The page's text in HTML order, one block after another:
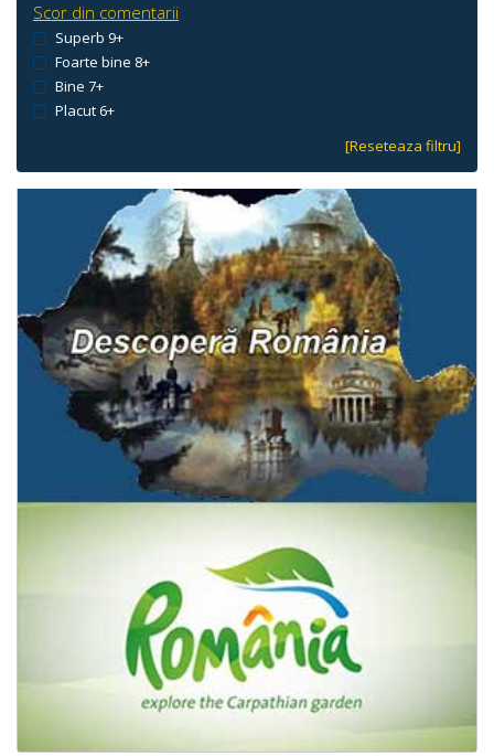
Scor din comentarii
Superb 9+
Foarte bine 8+
Bine 7+
Placut 6+
[Reseteaza filtru]